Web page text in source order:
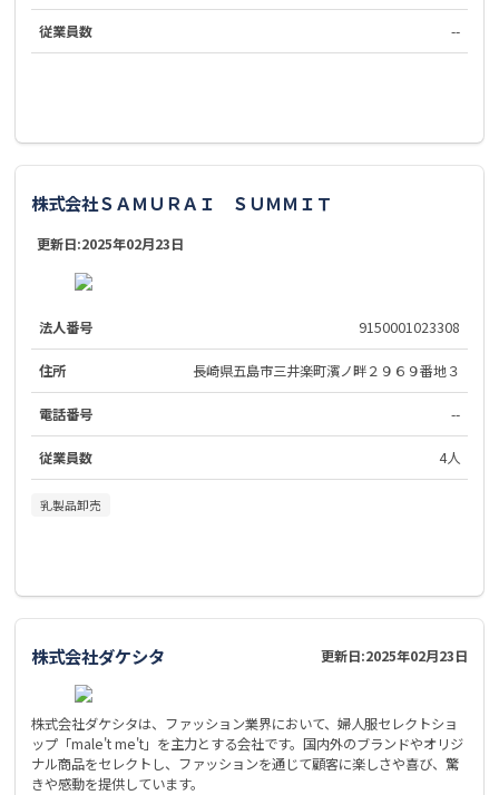
従業員数 --
株式会社ＳＡＭＵＲＡＩ ＳＵＭＭＩＴ
更新日:2025年02月23日
法人番号 9150001023308
住所 長崎県五島市三井楽町濱ノ畔２９６９番地３
電話番号 --
従業員数 4人
乳製品卸売
株式会社ダケシタ 更新日:2025年02月23日
株式会社ダケシタは、ファッション業界において、婦人服セレクトショ
ップ「male't me't」を主力とする会社です。国内外のブランドやオリジ
ナル商品をセレクトし、ファッションを通じて顧客に楽しさや喜び、驚
きや感動を提供しています。